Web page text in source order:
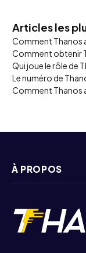
Articles les
Comment Thanos
Comment obtenir
Qui joue le rôle de
Le numéro de
Comment Thanos
À PROPOS